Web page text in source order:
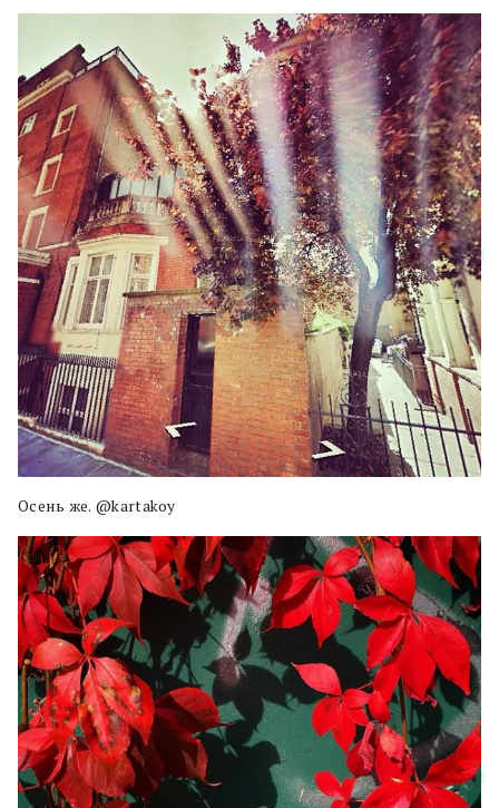
Осень же. @kartakoy